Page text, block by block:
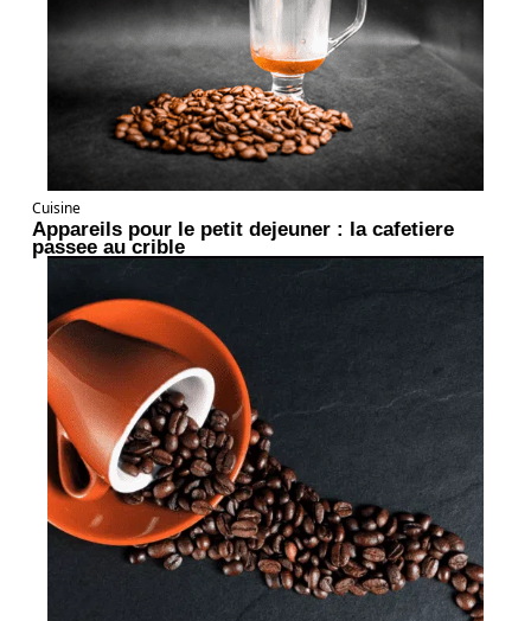
Cuisine
Appareils pour le petit dejeuner : la cafetiere
passee au crible